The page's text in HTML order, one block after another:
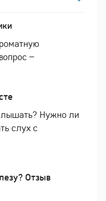
–
Нужно ли
слух с
Отзыв